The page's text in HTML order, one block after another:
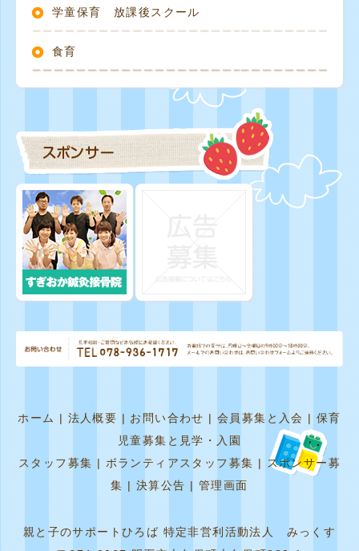
学童保育 放課後スクール
食育
ホーム|法人概要| お問い合わせ|会員募集と入会|保育
児童募集と見学・入園
スタッフ募集 |ボランティアスタッフ募集| スポンサー募
集 |決算公告 |管理画面
親と子のサポートひろば 特定非営利活動法人 みっくす